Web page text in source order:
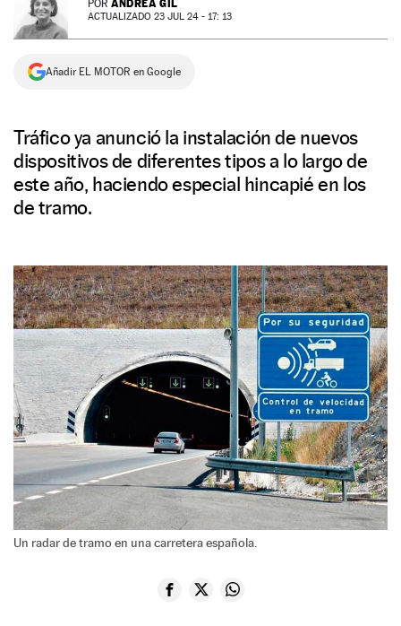
NEWSLETTER
SÍGUENOS
POR ANDREA GIL
ACTUALIZADO 23 JUL 24 - 17: 13
Añadir EL MOTOR en Google
Tráfico ya anunció la instalación de nuevos
dispositivos de diferentes tipos a lo largo de
este año, haciendo especial hincapié en los
de tramo.
Un radar de tramo en una carretera española.